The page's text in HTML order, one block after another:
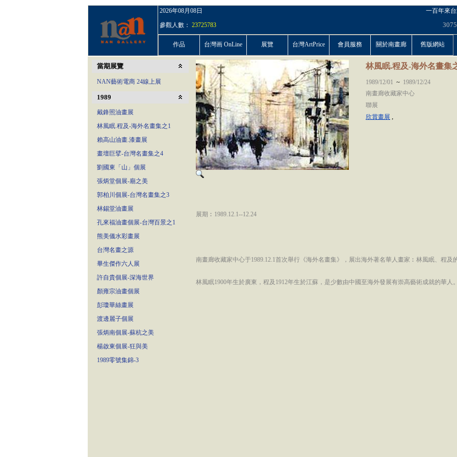
2026年08月08日 一百年來台
參觀人數： 23725783 3075
作品 台灣画 OnLine 展覽 台灣ArtPrice 會員服務 關於南畫廊 舊版網站
當期展覽
NAN藝術電商 24線上展
1989
戴鋒照油畫展
林風眠.程及-海外名畫集之1
賴高山油畫.漆畫展
畫壇巨擘-台灣名畫集之4
劉國東「山」個展
張炳堂個展-廟之美
郭柏川個展-台灣名畫集之3
林錫堂油畫展
孔來福油畫個展-台灣百景之1
熊美儀水彩畫展
台灣名畫之源
畢生傑作六人展
許自貴個展-深海世界
顏雍宗油畫個展
彭瓊華絲畫展
渡邊麗子個展
張炳南個展-蘇杭之美
楊啟東個展-狂與美
1989零號集錦-3
林風眠.程及-海外名畫集
1989/12/01 ~ 1989/12/24
南畫廊收藏家中心
聯展
欣賞畫展 ,
展期︰1989.12.1--12.24
南畫廊收藏家中心于1989.12.1首次舉行《海外名畫集》，展出海外著名華人畫家︰林風眠、程及
林風眠1900年生於廣東，程及1912年生於江蘇，是少數由中國至海外發展有崇高藝術成就的華人。